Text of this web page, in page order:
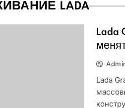
LADA
Lada
Lada